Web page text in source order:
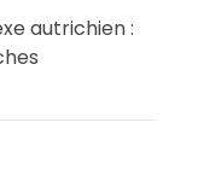
autrichien :